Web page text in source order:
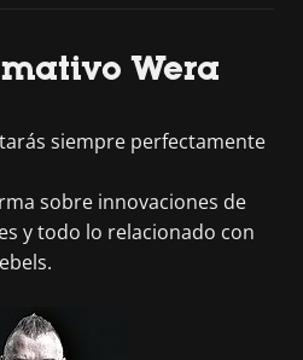
Wera
siempre perfectamente
sobre innovaciones de
y todo lo relacionado con